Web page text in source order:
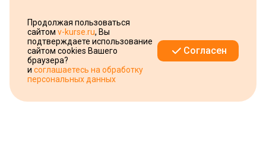
Продолжая пользоваться
сайтом v-kurse.ru, Вы
подтверждаете использование
сайтом cookies Вашего
браузера?
и соглашаетесь на обработку
персональных данных
Согласен